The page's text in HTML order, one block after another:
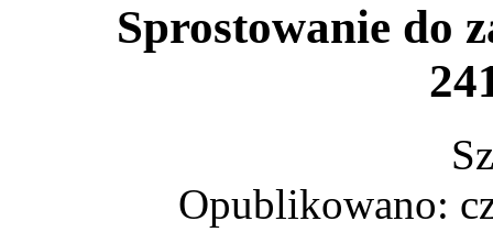
Sprostowanie do
Opublikowano: